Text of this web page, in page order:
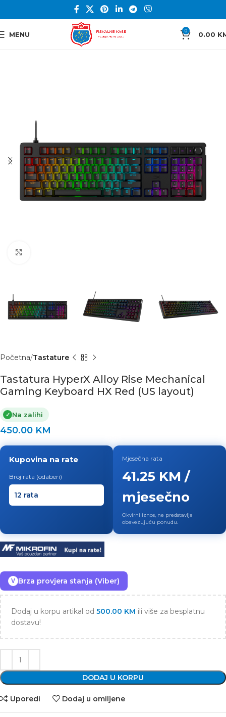
MENU 0 0.00
Početna Tastature
Tastatura HyperX Alloy Rise Mechanical
Gaming Keyboard HX Red (US layout)
✓ Na zalihi
450.00 KM
Kupovina na rate
Broj rata (odaberi)
Mjesečna rata
41.25 KM /
mjesečno
Okvirni iznos, ne predstavlja
obavezujuću ponudu.
V Brza provjera stanja (Viber)
Dodaj u korpu artikal od 500.00 KM ili više za besplatnu
dostavu!
DODAJ U KORPU
Uporedi Dodaj u omiljene